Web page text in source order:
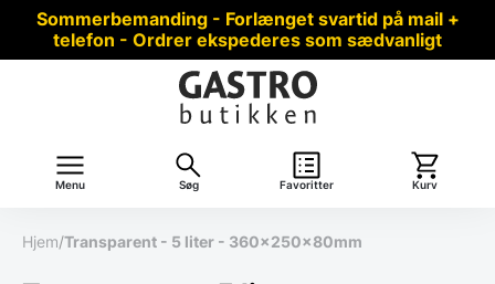
Sommerbemanding - Forlænget svartid på mail +
telefon - Ordrer ekspederes som sædvanligt
Menu Søg Favoritter Kurv
Hjem/Transparent - 5 liter - 360x250x80mm